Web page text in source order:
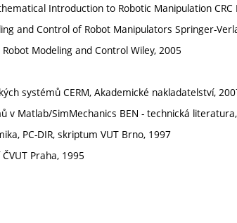
Introduction to Robotic Manipulation CRC
and Control of Robot Manipulators Springer-
Modeling and Control Wiley, 2005
systémů CERM, Akademické nakladatelství,
v Matlab/SimMechanics BEN - technická
PC-DIR, skriptum VUT Brno, 1997
Praha, 1995